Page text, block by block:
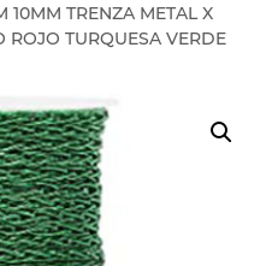
10MM TRENZA METAL X
TURQUESA VERDE